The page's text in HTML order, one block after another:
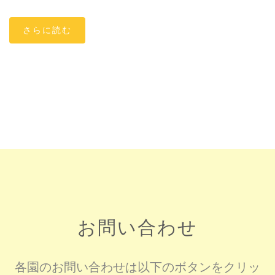
さらに読む
お問い合わせ
各園のお問い合わせは以下のボタンをクリッ